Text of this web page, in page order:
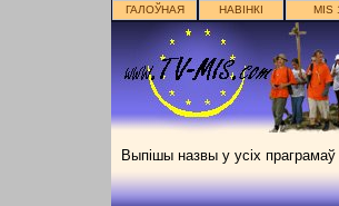
ГАЛОЎНАЯ НАВІНКІ MIS
Выпішы назвы у усіх